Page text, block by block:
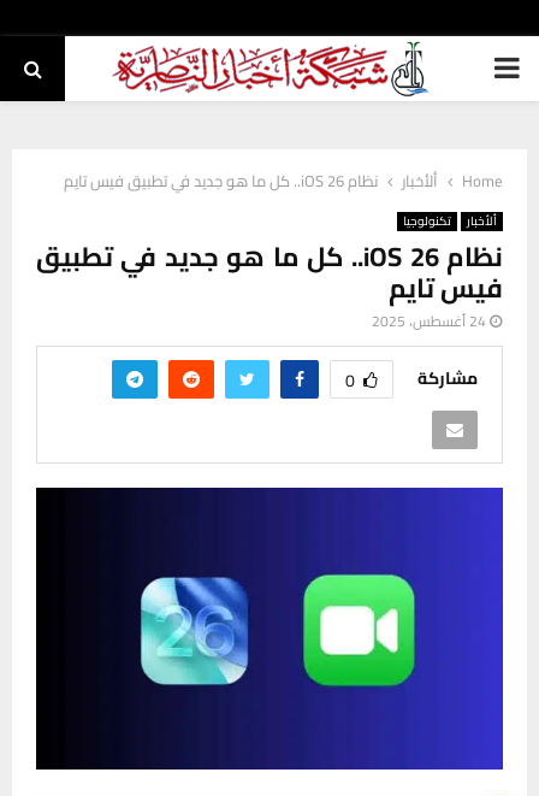
PRIMARY
Home ألأخبار نظام iOS 26.. كل ما هو جديد في تطبيق فيس تايم
ألأخبار تكنولوجيا
نظام iOS 26.. كل ما هو جديد في تطبيق
فيس تايم
24 أغسطس، 2025
مشاركة 0